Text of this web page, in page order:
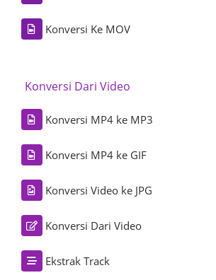
Konversi Ke MOV
Konversi Dari Video
Konversi MP4 ke MP3
Konversi MP4 ke GIF
Konversi Video ke JPG
Konversi Dari Video
Ekstrak Track